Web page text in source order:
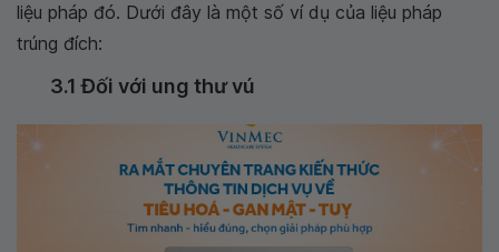
liệu pháp đó. Dưới đây là một số ví dụ của liệu pháp
trúng đích:
3.1 Đối với ung thư vú